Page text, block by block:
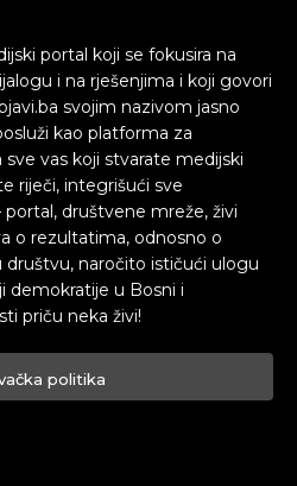
portal koji se fokusira na
i na rješenjima i koji govori
svojim nazivom jasno
kao platforma za
vas koji stvarate medijski
riječi, integrišući sve
društvene mreže, živi
o rezultatima, odnosno o
naročito ističući ulogu
demokratije u Bosni i
priču neka živi!
politika